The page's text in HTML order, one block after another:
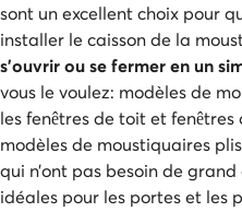
sont un excellent choix pour
installer le caisson de la
s’ouvrir ou se fermer en un
vous le voulez: modèles de
les fenêtres de toit et fenêtres
modèles de moustiquaires
qui n’ont pas besoin de
idéales pour les portes et les